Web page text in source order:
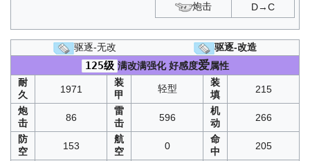
炮击
D→C
驱逐-无改 驱逐-改造
125级 满改满强化好感度爱属性
耐
久
1971
装
甲
轻型
装
填
215
炮
击
86
雷
击
596
机
动
266
防
空
153
航
空
0
命
中
205